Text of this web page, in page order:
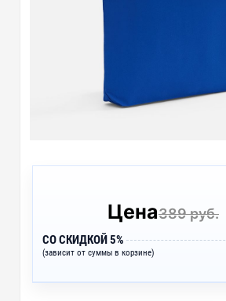
Цена389 руб.
СО СКИДКОЙ 5%
(зависит от суммы в корзине)